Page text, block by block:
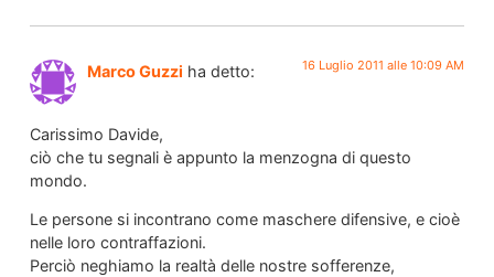
Marco Guzzi ha detto: 16 Luglio 2011 alle 10:09 AM
Carissimo Davide,
ciò che tu segnali è appunto la menzogna di questo
mondo.
Le persone si incontrano come maschere difensive, e cioè
nelle loro contraffazioni.
Perciò neghiamo la realtà delle nostre sofferenze,